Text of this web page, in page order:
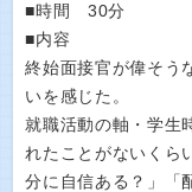
■時間 30分
■内容
終始面接官が偉そう
いを感じた。
就職活動の軸・学生
れたことがないくら
分に自信ある？」「